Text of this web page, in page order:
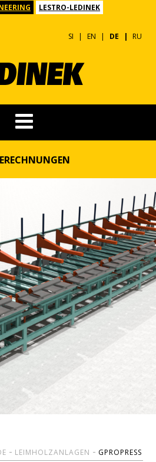
LESTRO-LEDINEK
SI EN DE RU
LEIMHOLZANLAGEN GPROPRESS